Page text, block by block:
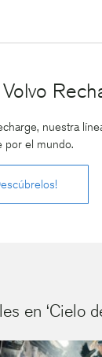
nuestra
por el mundo.
en ‘Cielo